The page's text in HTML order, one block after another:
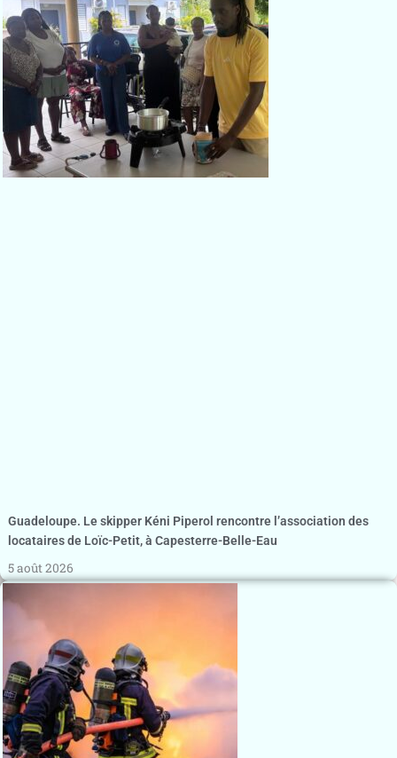
Guadeloupe. Le skipper Kéni Piperol rencontre l’association des
locataires de Loïc-Petit, à Capesterre-Belle-Eau
5 août 2026